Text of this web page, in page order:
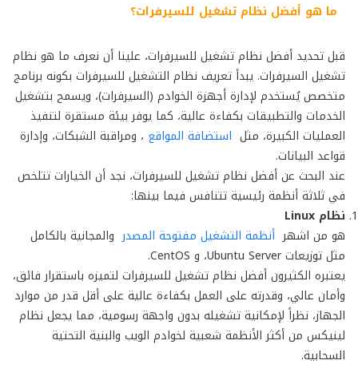
ما هو أفضل نظام تشغيل للسيرفرات؟
قبل تحديد أفضل نظام تشغيل للسيرفرات، علينا أن نعرف ما هو نظام
تشغيل السيرفرات. يبدأ تعريف نظام التشغيل للسيرفرات بكونه برنامج
متخصص يُستخدم لإدارة أجهزة الخوادم (السيرفرات)، ويسمح بتشغيل
الخدمات والتطبيقات بكفاءة عالية، كما يوفر بيئة مستقرة لتنفيذ
العمليات الكبيرة، مثل استضافة المواقع ، ومراقبة الشبكات، وإدارة
قواعد البيانات.
عند البحث عن أفضل نظام تشغيل للسيرفرات، نجد أن الخيارات تتلخص
في ثلاثة أنظمة رئيسية تتنافس فيما بينها:
نظام Linux
هو من اشهر أنظمة التشغيل مفتوحة المصدر والمجانية بالكامل
مثل توزيعات Ubuntu Server، و CentOS.
يعتبره الكثيرون أفضل نظام تشغيل للسيرفرات لتميزه باستقرار فائق،
وأمان عالي، وقدرته على العمل بكفاءة عالية على أقل قدر من موارد
الجهاز، نظراً لإمكانية تشغيله بدون واجهة رسومية، مما يجعل نظام
لينيكس من أكثر الأنظمة شعبية لخوادم الويب والبنية التحتية
السحابية.